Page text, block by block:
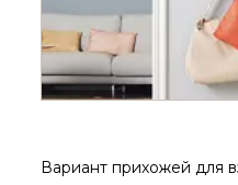
Вариант прихожей для